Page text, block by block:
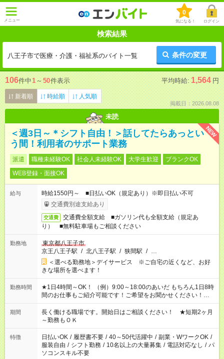
メニュー
0
気になる！ ログイン
検索結果
八王子市で医療・介護・福祉系のバイト一覧 条件の変更
106件中1 ～ 50件表示 平均時給: 1,564 円
新着順 時給順 人気順
掲載日：2026.08.08
未読
NEW
＜週3日～＊シフト自由！＞話してたらあっとい
う間！利用者のサポート業務
派遣 職種未経験OK 社会人未経験OK 大学生歓迎
ブランクOK
WEB登録・面接OK
給与
時給1550円～ ■日払いOK（規定あり）※即日払い不可
交通費別途支給あり
交通費
交通費全額支給 ■ガソリン代も全額支給（規定あ
り） ■無料駐車場もご相談ください
勤務地
東京都八王子市
京王八王子駅 / 北八王子駅 / 狭間駅 / …
＜選べる勤務地＞デイサービス ※ご自宅の近くなど、お好
きな場所を選べます！
勤務時間
★1日4時間～OK！ （例）9:00～18:00のあいだ もちろん1日8時
間のお仕事もご紹介可能です！ご希望をお聞かせください！★家
庭の都合でお休みが必要な場合も遠慮なくご相談ください。 ※
週最低15時間以上の勤務が必要です
期間
長く働ける職場です。開始日はご相談ください！ ★短期2ヶ月
～勤務もＯＫ
特徴 日払いOK / 履歴書不要 / 40～50代活躍中 / 副業・WワークOK /
服装自由 / シフト勤務 / 10名以上の大量募集 / 電話対応なし / パ
ソコンスキル不要